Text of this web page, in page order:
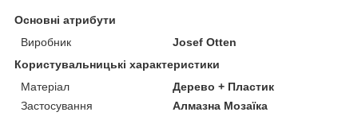
Основні атрибути
Виробник
Josef Otten
Користувальницькі характеристики
Матеріал
Дерево + Пластик
Застосування
Алмазна Мозаїка